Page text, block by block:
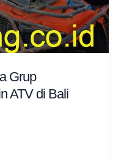
Grup
ATV di Bali